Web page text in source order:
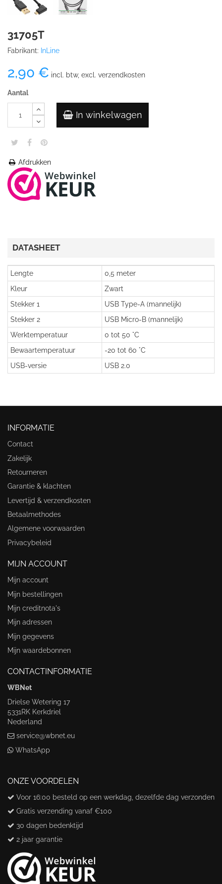
31705T
Fabrikant: InLine
2,90 € incl. btw, excl. verzendkosten
Aantal
In winkelwagen
Afdrukken
DATASHEET
Lengte
0,5 meter
Kleur
Zwart
Stekker 1
USB Type-A (mannelijk)
Stekker 2
USB Micro-B (mannelijk)
Werktemperatuur
0 tot 50 °C
Bewaartemperatuur
-20 tot 60 °C
USB-versie
USB 2.0
INFORMATIE
Contact
Zakelijk
Retourneren
Garantie & klachten
Levertijd & verzendkosten
Betaalmethodes
Algemene voorwaarden
Privacybeleid
MIJN ACCOUNT
Mijn account
Mijn bestellingen
Mijn creditnota's
Mijn adressen
Mijn gegevens
Mijn waardebonnen
CONTACTINFORMATIE
WBNet
Drielse Wetering 17
5331RK Kerkdriel
Nederland
service@wbnet.eu
WhatsApp
ONZE VOORDELEN
Voor 16:00 besteld op een werkdag, dezelfde dag verzonden
Gratis verzending vanaf €100
30 dagen bedenktijd
2 jaar garantie